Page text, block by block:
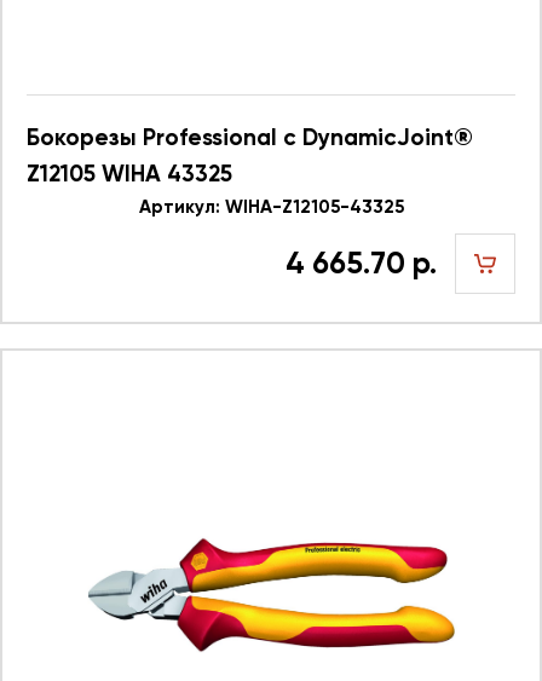
Бокорезы Professional с DynamicJoint®
Z12105 WIHA 43325
Артикул: WIHA-Z12105-43325
4 665.70 р.